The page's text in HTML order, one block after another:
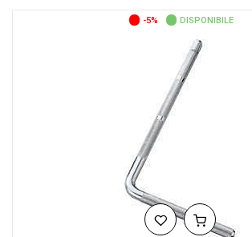
-5% DISPONIBILE